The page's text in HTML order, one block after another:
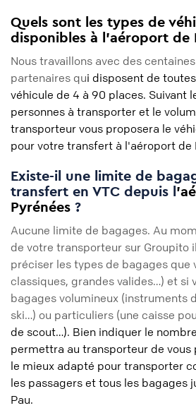
Quels sont les types de
disponibles à l'aéroport de
Nous travaillons avec des
partenaires qui disposent de
véhicule de 4 à 90 places. Suivant
personnes à transporter et le
transporteur vous proposera le
pour votre transfert à l'aéroport de
Existe-il une limite de
transfert en VTC depuis l
Pyrénées ?
Aucune limite de bagages. Au
de votre transporteur sur Groupito
préciser les types de bagages que
classiques, grandes valides…) et si
bagages volumineux (instruments
ski…) ou particuliers (une caisse
de scout…). Bien indiquer le
permettra au transporteur de vous
le mieux adapté pour transporter
les passagers et tous les bagages
Pau.